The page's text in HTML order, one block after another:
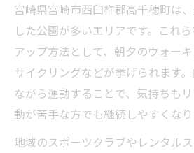
日常動作を活かしたシェ
ダイエット成功へ導く食事改
リバウンドを防ぐダイエ
忙しい女性向け簡単食事
シェイプアップに効果的
宮崎市で人気のダイエッ
宮崎県宮崎市西臼杵郡高千穂町は
した公園が多いエリアです。これ
アップ方法として、朝夕のウォーキ
サイクリングなどが挙げられます
ながら運動することで、気持ちも
動が苦手な方でも継続しやすくなり
地域のスポーツクラブやレンタル